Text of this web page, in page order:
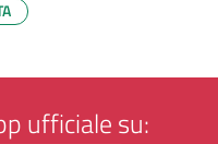
ufficiale su: